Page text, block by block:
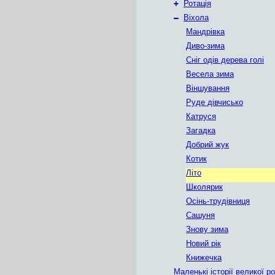
+
Ротація
–
Віхола
Мандрівка
Диво-зима
Сніг одів дерева голі
Весела зима
Віншування
Руде дівчисько
Катруся
Загадка
Добрий жук
Котик
Літо
Школярик
Осінь-трудівниця
Сашуня
Знову зима
Новий рік
Книжечка
Маленькі історії великої